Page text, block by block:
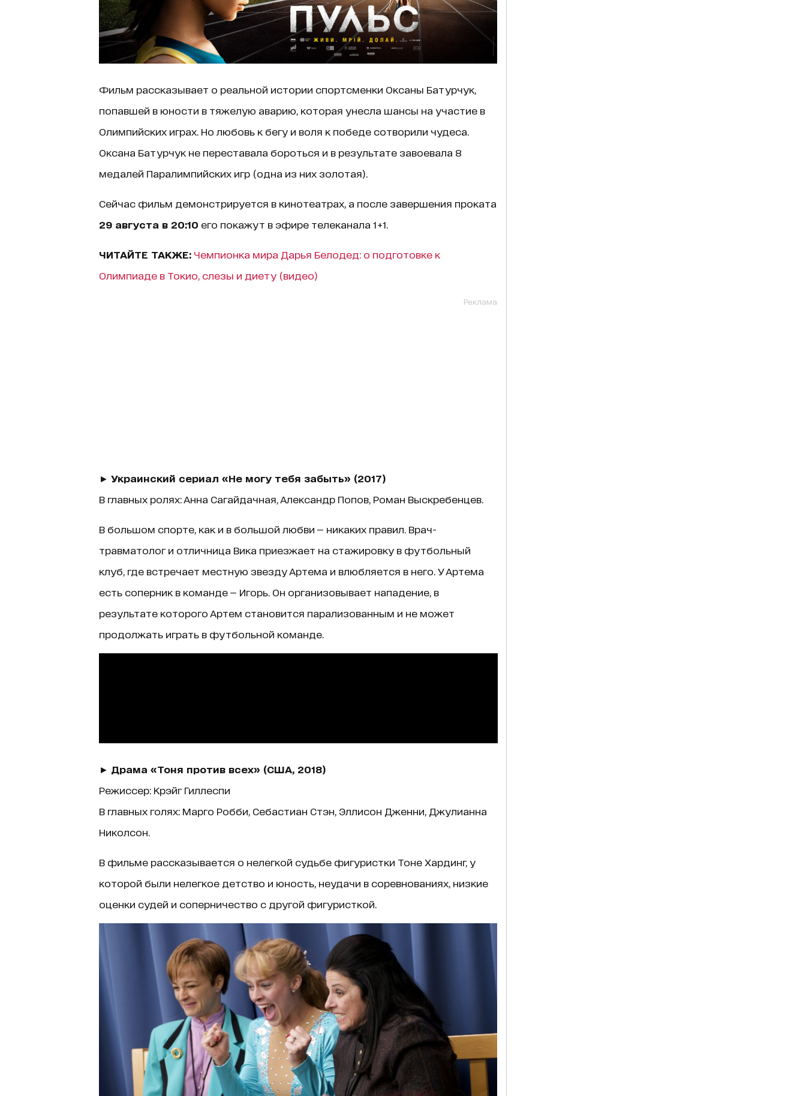
Фильм рассказывает о реальной истории спортсменки Оксаны Батурчук,
попавшей в юности в тяжелую аварию, которая унесла шансы на участие в
Олимпийских играх. Но любовь к бегу и воля к победе сотворили чудеса.
Оксана Батурчук не переставала бороться и в результате завоевала 8
медалей Паралимпийских игр (одна из них золотая).
Сейчас фильм демонстрируется в кинотеатрах, а после завершения проката
29 августа в 20:10 его покажут в эфире телеканала 1+1.
ЧИТАЙТЕ ТАКЖЕ: Чемпионка мира Дарья Белодед: о подготовке к
Олимпиаде в Токио, слезы и диету (видео)
Реклама
► Украинский сериал «Не могу тебя забыть» (2017)
В главных ролях: Анна Сагайдачная, Александр Попов, Роман Выскребенцев.
В большом спорте, как и в большой любви — никаких правил. Врач-
травматолог и отличница Вика приезжает на стажировку в футбольный
клуб, где встречает местную звезду Артема и влюбляется в него. У Артема
есть соперник в команде — Игорь. Он организовывает нападение, в
результате которого Артем становится парализованным и не может
продолжать играть в футбольной команде.
► Драма «Тоня против всех» (США, 2018)
Режиссер: Крэйг Гиллеспи
В главных голях: Марго Робби, Себастиан Стэн, Эллисон Дженни, Джулианна
Николсон.
В фильме рассказывается о нелегкой судьбе фигуристки Тоне Хардинг, у
которой были нелегкое детство и юность, неудачи в соревнованиях, низкие
оценки судей и соперничество с другой фигуристкой.